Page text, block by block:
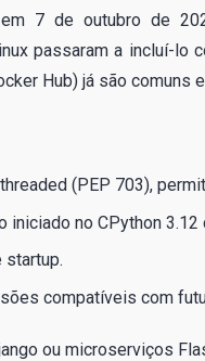
7 de outubro de
passaram a incluí-lo
Hub) já são comuns
(PEP 703),
iniciado no CPython
startup.
compatíveis com
ou microserviços